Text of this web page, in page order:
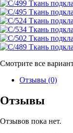
Смотрите все
Отзывы (0)
Отзывы
Отзывов пока нет.